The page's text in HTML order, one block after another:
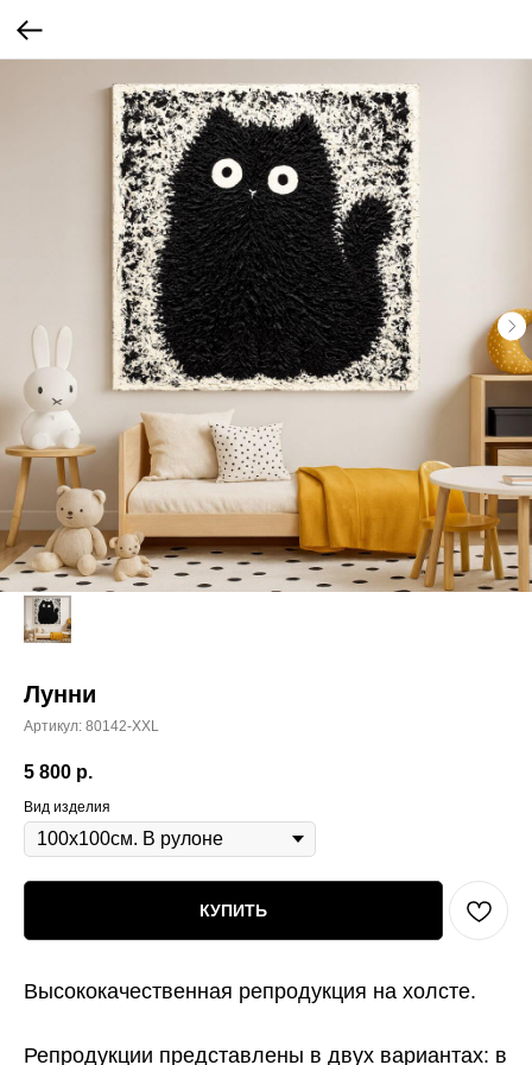
Лунни
Артикул: 80142-XXL
5 800 р.
Вид изделия
КУПИТЬ
Высококачественная репродукция на холсте.
Репродукции представлены в двух вариантах: в